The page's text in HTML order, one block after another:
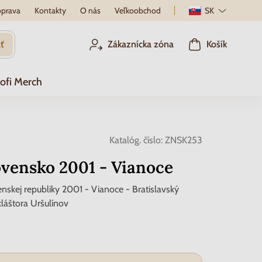
Kontakty O nás Veľkoobchod SK
Zákaznícka zóna Košík
Merch
Katalóg. číslo: ZNSK253
2001 - Vianoce
republiky 2001 - Vianoce - Bratislavský
Uršulínov